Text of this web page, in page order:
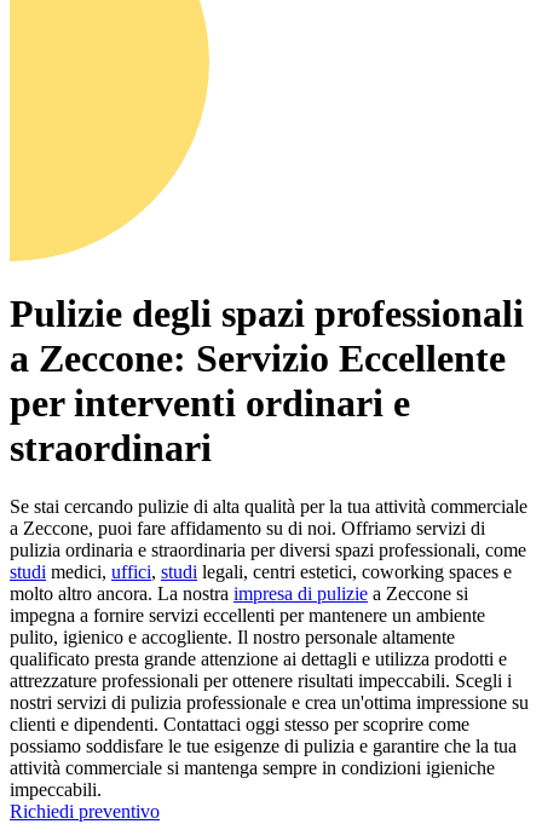
Pulizie degli spazi professionali
a Zeccone: Servizio Eccellente
per interventi ordinari e
straordinari
Se stai cercando pulizie di alta qualità per la tua attività commerciale
a Zeccone, puoi fare affidamento su di noi. Offriamo servizi di
pulizia ordinaria e straordinaria per diversi spazi professionali, come
studi medici, uffici, studi legali, centri estetici, coworking spaces e
molto altro ancora. La nostra impresa di pulizie a Zeccone si
impegna a fornire servizi eccellenti per mantenere un ambiente
pulito, igienico e accogliente. Il nostro personale altamente
qualificato presta grande attenzione ai dettagli e utilizza prodotti e
attrezzature professionali per ottenere risultati impeccabili. Scegli i
nostri servizi di pulizia professionale e crea un'ottima impressione su
clienti e dipendenti. Contattaci oggi stesso per scoprire come
possiamo soddisfare le tue esigenze di pulizia e garantire che la tua
attività commerciale si mantenga sempre in condizioni igieniche
impeccabili.
Richiedi preventivo